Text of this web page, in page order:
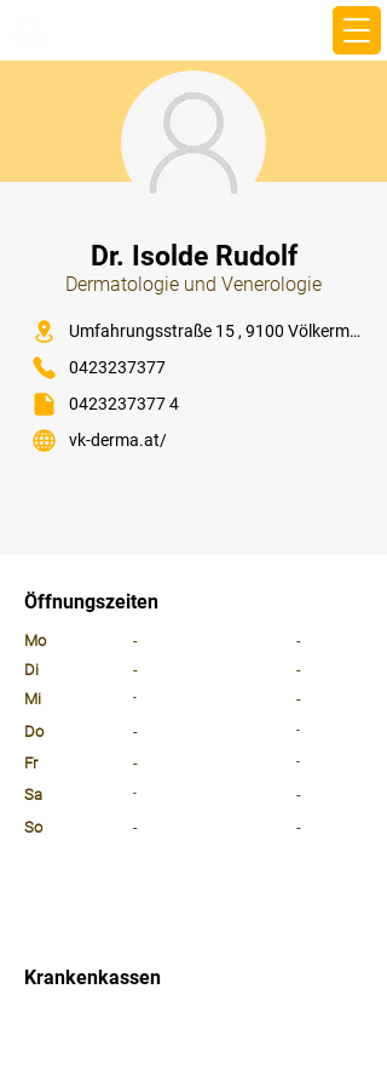
Dr. Isolde Rudolf
Dermatologie und Venerologie
Umfahrungsstraße 15 , 9100 Völkermarkt
0423237377
0423237377 4
vk-derma.at/
Öffnungszeiten
Mo
-
-
Di
-
-
Mi
-
-
Do
- -
Fr - -
Sa -
-
So
-
-
Krankenkassen